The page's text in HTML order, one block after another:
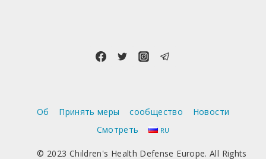
Об Принять меры сообщество
Новости
Смотреть
RU
© 2023 Children's Health Defense Europe. All Rights